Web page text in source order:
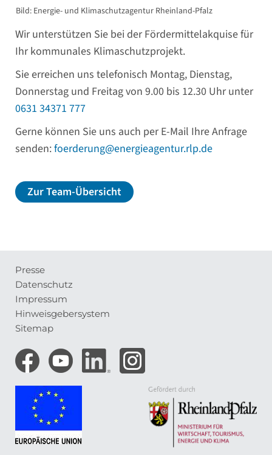
Bild: Energie- und Klimaschutzagentur Rheinland-Pfalz
Wir unterstützen Sie bei der Fördermittelakquise für
Ihr kommunales Klimaschutzprojekt.
Sie erreichen uns telefonisch Montag, Dienstag,
Donnerstag und Freitag von 9.00 bis 12.30 Uhr unter
0631 34371 777
Gerne können Sie uns auch per E-Mail Ihre Anfrage
senden:foerderung@energieagentur.rlp.de
Zur Team-Übersicht
Meta-
Navigation
Presse
Datenschutz
Impressum
Hinweisgebersystem
Sitemap